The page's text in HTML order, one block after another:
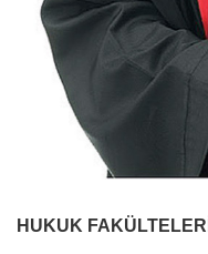
HUKUK FAKÜLTELERİ